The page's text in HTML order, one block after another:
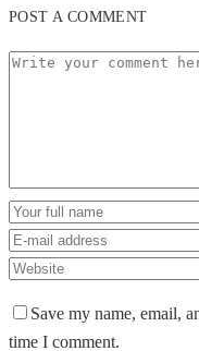
POST A COMMENT
Save my name, email,
time I comment.